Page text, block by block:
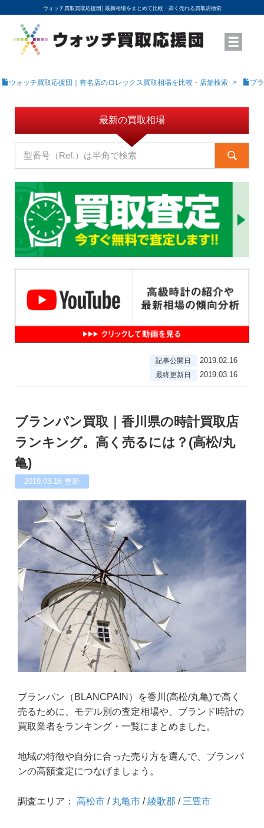
ウォッチ買取買取応援団│ 最新相場をまとめて比較・高く売れる買取店検索
YouTubeで動画を公開中
ROLEXモデル名から買取相場を調べる
高級時計ブランド名から買取相場を調べる
地域から買取店を探す
店舗名から買取店を探す
ブランド時計を高く売る方法
買取査定を依頼する
ウォッチ買取応援団｜有名店のロレックス買取相場を比較・店舗検索 ブ
最新の買取相場
記事公開日 2019.02.16
最終更新日 2019.03.16
ブランパン買取｜香川県の時計買取店
ランキング。高く売るには？(高松/丸
亀)
2019.03.16 更新
ブランパン（BLANCPAIN）を香川(高松/丸亀)で高く
売るために、モデル別の査定相場や、ブランド時計の
買取業者をランキング・一覧にまとめました。
地域の特徴や自分に合った売り方を選んで、ブランパ
ンの高額査定につなげましょう。
調査エリア： 高松市 / 丸亀市 /綾歌郡 / 三豊市